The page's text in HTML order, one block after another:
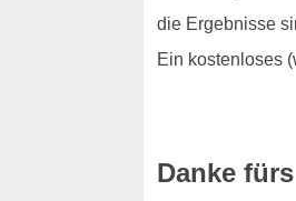
die Ergebnisse
Ein kostenloses
Danke